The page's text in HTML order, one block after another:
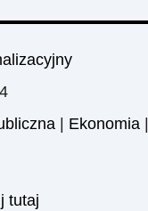
| Ekonomia|
tutaj